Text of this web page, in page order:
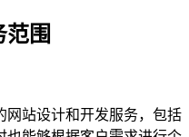
范围
网站设计和开发服务，包括